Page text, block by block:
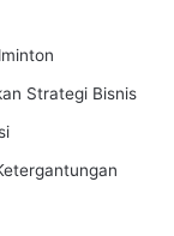
Strategi Bisnis